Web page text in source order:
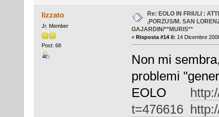
lizzato
Jr. Member
Post: 68
Re: EOLO IN FRIULI :
,PORZUS/M. SAN
GAJARDIN/**MURIS**
« Risposta #14 il: 14 Dicembre
Non mi
problemi
EOLO
t=476616